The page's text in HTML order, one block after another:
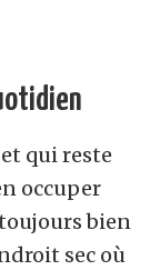
qui reste
occuper
toujours bien
sec où